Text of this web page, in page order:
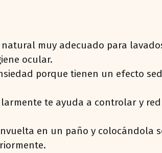
muy adecuado para
ocular.
porque tienen un efecto
te ayuda a controlar y
en un paño y colocándola